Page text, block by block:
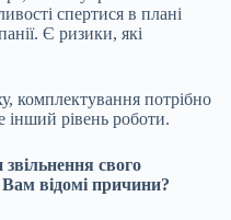
спертися в плані
Є ризики, які
комплектування потрібно
інший рівень роботи.
свого
відомі причини?